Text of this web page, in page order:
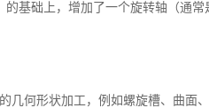
基础上，增加了一个旋转轴（通
几何形状加工，例如螺旋槽、曲面